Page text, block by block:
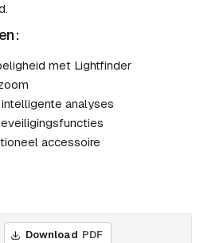
met Lightfinder
analyses
accessoire
Download PDF